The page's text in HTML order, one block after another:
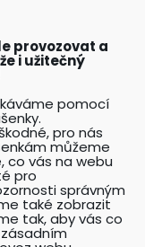
provozovat a
i užitečný
pomocí
pro nás
můžeme
co vás na webu
pro
správným
také zobrazit
tak, aby vás co
vzorových
na
v